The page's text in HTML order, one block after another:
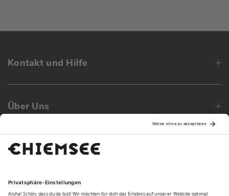
Kontakt und Hilfe
Über Uns
Family
Unsere Vorteile